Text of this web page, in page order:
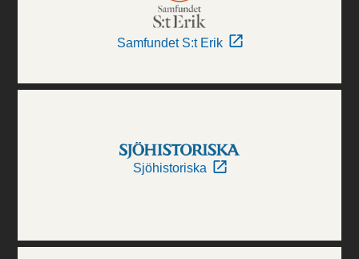
Samfundet S:t Erik
Sjöhistoriska